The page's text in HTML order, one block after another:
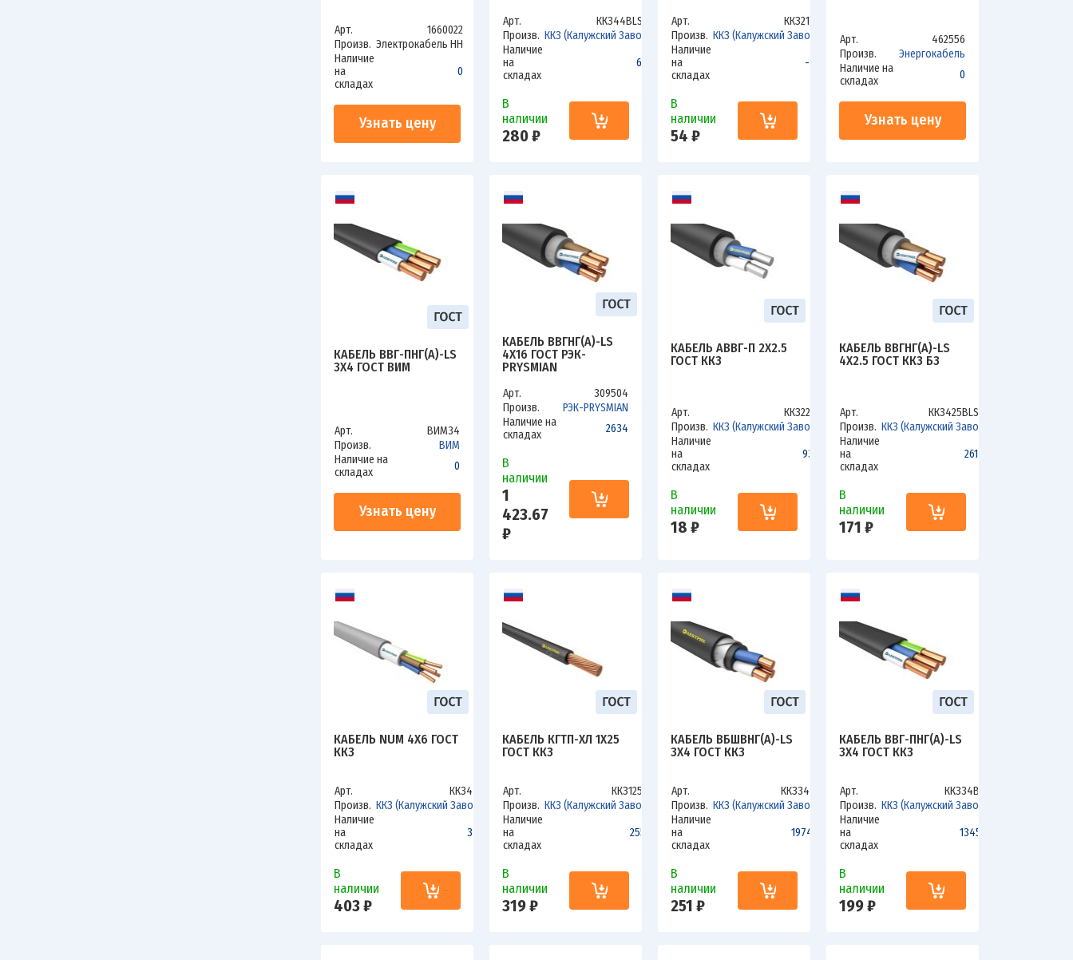
Арт.
1660022
Произв. Электрокабель НН
Наличие
на
складах
0
Узнать цену
Арт.
ККЗ44ВLSзп
Произв. ККЗ (Калужский Завод)
Наличие
на
складах
600
В
наличии
280 ₽
Арт.
ККЗ215В
Произв. ККЗ (Калужский Завод)
Наличие
на
складах
-46
В
наличии
54 ₽
Арт.
462556
Произв.
Энергокабель
Наличие на
складах
0
Узнать цену
КАБЕЛЬ ВВГ-ПНГ(А)-LS
3Х4 ГОСТ ВИМ
Арт.
ВИМ34
Произв.
ВИМ
Наличие на
складах
0
Узнать цену
КАБЕЛЬ ВВГНГ(А)-LS
4Х16 ГОСТ РЭК-
PRYSMIAN
Арт.
309504
Произв.
РЭК-PRYSMIAN
Наличие на
складах
2634
В
наличии
1
423.67
₽
КАБЕЛЬ АВВГ-П 2Х2.5
ГОСТ ККЗ
Арт.
ККЗ225А
Произв. ККЗ (Калужский Завод)
Наличие
на
складах
93.6
В
наличии
18 ₽
КАБЕЛЬ ВВГНГ(А)-LS
4Х2.5 ГОСТ ККЗ БЗ
Арт.
ККЗ425ВLSбз
Произв. ККЗ (Калужский Завод)
Наличие
на
складах
2612.2
В
наличии
171 ₽
КАБЕЛЬ NUM 4Х6 ГОСТ
ККЗ
Арт.
ККЗ46Н
Произв. ККЗ (Калужский Завод)
Наличие
на
складах
347
В
наличии
403 ₽
КАБЕЛЬ КГТП-ХЛ 1Х25
ГОСТ ККЗ
Арт.
ККЗ125КГ
Произв. ККЗ (Калужский Завод)
Наличие
на
складах
255.2
В
наличии
319 ₽
КАБЕЛЬ ВБШВНГ(А)-LS
3Х4 ГОСТ ККЗ
Арт.
ККЗ34ВБ
Произв. ККЗ (Калужский Завод)
Наличие
на
складах
1974.4
В
наличии
251 ₽
КАБЕЛЬ ВВГ-ПНГ(А)-LS
3Х4 ГОСТ ККЗ
Арт.
ККЗ34ВLS
Произв. ККЗ (Калужский Завод)
Наличие
на
складах
1345.4
В
наличии
199 ₽